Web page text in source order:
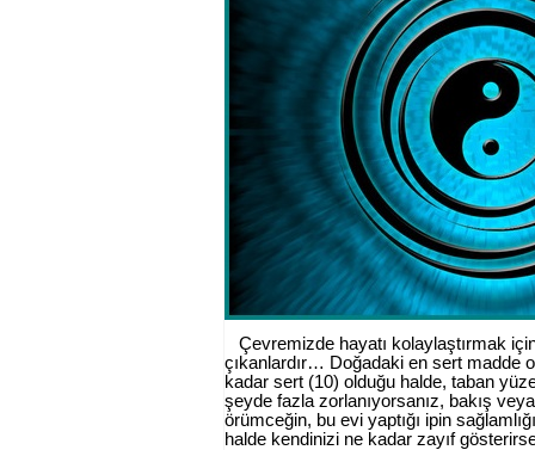
Çevremizde hayatı kolaylaştırmak
çıkanlardır… Doğadaki en sert madde
kadar sert (10) olduğu halde, taban
şeyde fazla zorlanıyorsanız, bakış
örümceğin, bu evi yaptığı ipin
halde kendinizi ne kadar zayıf